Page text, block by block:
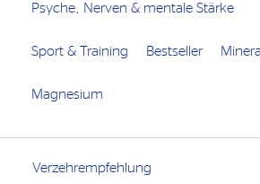
Psyche, Nerven & mentale Stärke
Sport & Training Bestseller
Magnesium
Verzehrempfehlung